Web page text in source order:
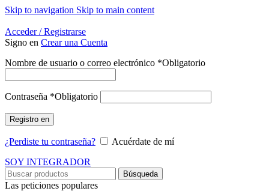
Skip to navigation Skip to main content
Acceder / Registrarse
Signo en Crear una Cuenta
Nombre de usuario o correo electrónico *Obligatorio
Contraseña *Obligatorio
Registro en
¿Perdiste tu contraseña?
Acuérdate de mí
SOY INTEGRADOR
Búsqueda
Las peticiones populares